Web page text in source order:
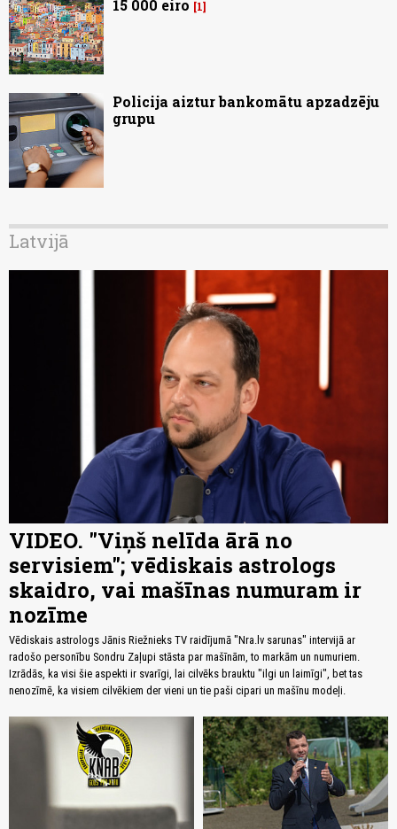
15 000 eiro
1
Policija aiztur bankomātu apzadzēju
grupu
Latvijā
VIDEO. "Viņš nelīda ārā no
servisiem"; vēdiskais astrologs
skaidro, vai mašīnas numuram ir
nozīme
Vēdiskais astrologs Jānis Riežnieks TV raidījumā "Nra.lv sarunas" intervijā ar
radošo personību Sondru Zaļupi stāsta par mašīnām, to markām un numuriem.
Izrādās, ka visi šie aspekti ir svarīgi, lai cilvēks brauktu "ilgi un laimīgi", bet tas
nenozīmē, ka visiem cilvēkiem der vieni un tie paši cipari un mašīnu modeļi.